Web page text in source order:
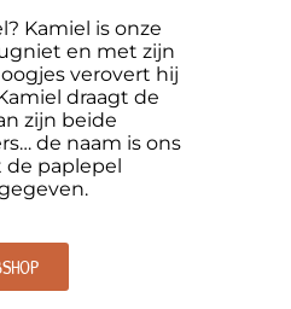
Kamiel is onze
en met zijn
verovert hij
draagt de
zijn beide
de naam is ons
paplepel